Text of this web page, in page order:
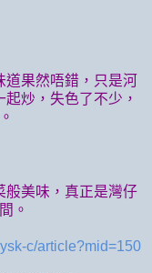
道果然唔錯，只是河
炒，失色了不少，
般美味，真正是灣仔
。
c/article?mid=150